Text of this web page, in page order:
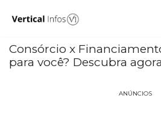
para
o
conteúdo
Consórcio x
para você? Descubra
ANÚNCIOS